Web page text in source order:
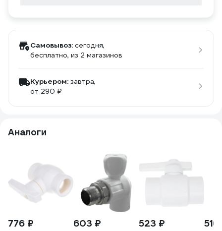
Самовывоз: сегодня,
бесплатно, из 2 магазинов
Курьером: завтра,
от 290 ₽
Аналоги
776 ₽ 603 ₽ 523 ₽ 516